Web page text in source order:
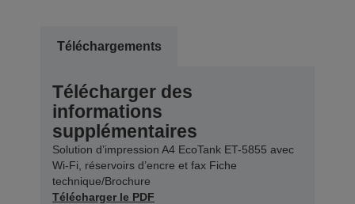
Téléchargements
Télécharger des
informations
supplémentaires
Solution d’impression A4 EcoTank ET-5855 avec
Wi-Fi, réservoirs d’encre et fax Fiche
technique/Brochure
Télécharger le PDF